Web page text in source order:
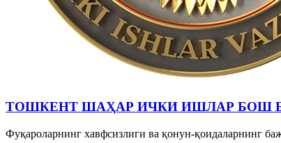
ТОШКЕНТ ШАҲАР ИЧКИ ИШЛАР БОШ
Фуқароларнинг хавфсизлиги ва қонун-қоидаларнинг